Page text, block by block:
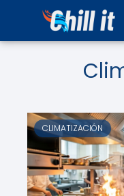
CLIMATIZACIÓN